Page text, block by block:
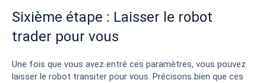
Sixième étape : Laisser le robot
trader pour vous
Une fois que vous avez entré ces paramètres, vous pouvez
laisser le robot transiter pour vous. Précisons bien que ces